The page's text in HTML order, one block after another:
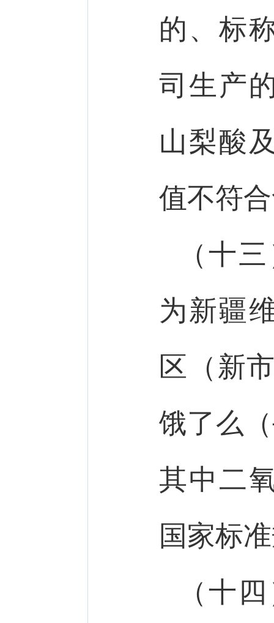
的、标
司生产
山梨酸
值不符
（十
为新疆
区（新
饿了么
其中二
国家标
（十